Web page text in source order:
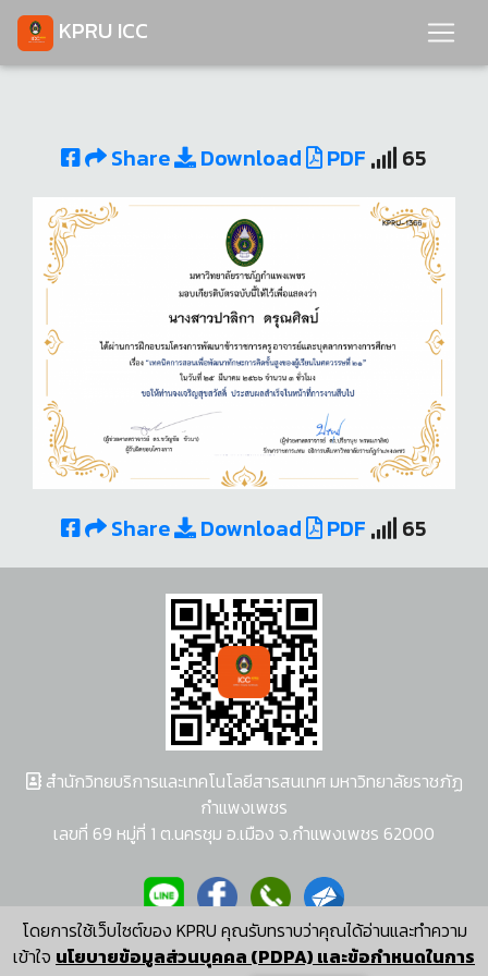
KPRU ICC
Share Download PDF 65
Share Download PDF 65
โดยการใช้เว็บไซต์ของ KPRU คุณรับทราบว่าคุณได้อ่านและทำความ
เข้าใจ นโยบายข้อมูลส่วนบุคคล (PDPA) และข้อกำหนดในการ
สำนักวิทยบริการและเทคโนโลยีสารสนเทศ มหาวิทยาลัยราชภัฏ
กำแพงเพชร
เลขที่ 69 หมู่ที่ 1 ต.นครชุม อ.เมือง จ.กำแพงเพชร 62000
ผู้พัฒนาระบบ อนุชา พวงผกา